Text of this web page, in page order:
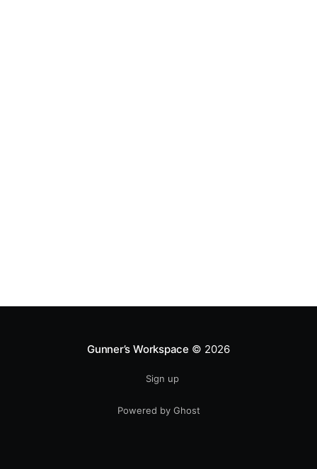
Gunner’s Workspace © 2026
Sign up
Powered by Ghost